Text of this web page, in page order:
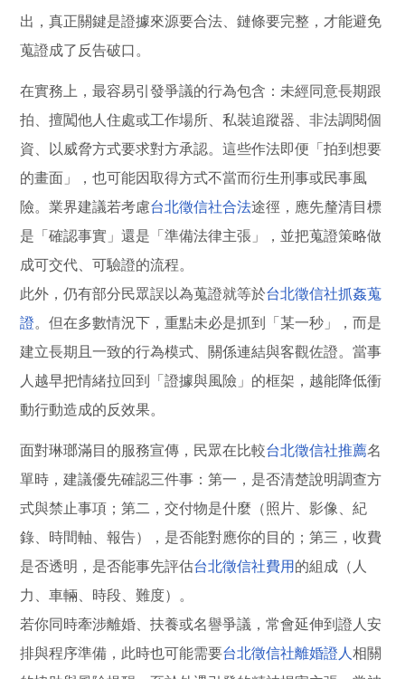
出，真正關鍵是證據來源要合法、鏈條要完整，才能避免
蒐證成了反告破口。
在實務上，最容易引發爭議的行為包含：未經同意長期跟
拍、擅闖他人住處或工作場所、私裝追蹤器、非法調閱個
資、以威脅方式要求對方承認。這些作法即便「拍到想要
的畫面」，也可能因取得方式不當而衍生刑事或民事風
險。業界建議若考慮台北徵信社合法途徑，應先釐清目標
是「確認事實」還是「準備法律主張」，並把蒐證策略做
成可交代、可驗證的流程。
此外，仍有部分民眾誤以為蒐證就等於台北徵信社抓姦蒐
證。但在多數情況下，重點未必是抓到「某一秒」，而是
建立長期且一致的行為模式、關係連結與客觀佐證。當事
人越早把情緒拉回到「證據與風險」的框架，越能降低衝
動行動造成的反效果。
面對琳瑯滿目的服務宣傳，民眾在比較台北徵信社推薦名
單時，建議優先確認三件事：第一，是否清楚說明調查方
式與禁止事項；第二，交付物是什麼（照片、影像、紀
錄、時間軸、報告），是否能對應你的目的；第三，收費
是否透明，是否能事先評估台北徵信社費用 的組成（人
力、車輛、時段、難度）。
若你同時牽涉離婚、扶養或名譽爭議，常會延伸到證人安
排與程序準備，此時也可能需要台北徵信社離婚證人相關